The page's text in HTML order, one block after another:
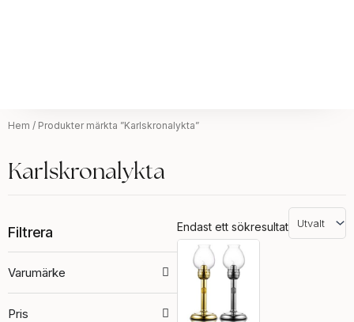
Hem / Produkter märkta ”Karlskronalykta”
Karlskronalykta
Filtrera
Varumärke
Pris
Endast ett sökresultat
flera